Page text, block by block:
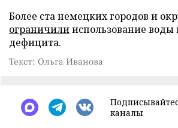
Более ста немецких городов и
ограничилииспользование воды
дефицита.
Текст: Ольга Иванова
каналы